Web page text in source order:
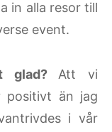
in alla resor till
event.
glad? Att vi
positivt än jag
i vår